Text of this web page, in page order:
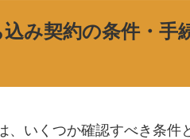
み契約の条件・手
いくつか確認すべき条件